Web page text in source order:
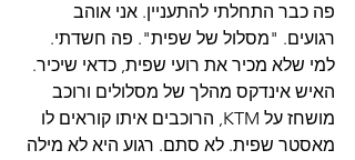
פה כבר התחלתי להתעניין. אני אוהב
רגועים. "מסלול של שפית". פה חשדתי.
למי שלא מכיר את רועי שפית, כדאי שיכיר.
האיש אינדקס מהלך של מסלולים ורוכב
מושחז על KTM, הרוכבים איתו קוראים לו
מאסטר שפית. לא סתם. רגוע היא לא מילה